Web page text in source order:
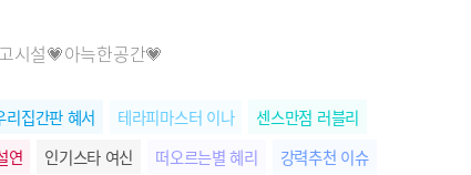
시설💗아늑한공간💗
리집간판 혜서 테라피마스터 이나
센스만점 러블리
연 인기스타 여신 떠오르는별 혜리
강력추천 이슈